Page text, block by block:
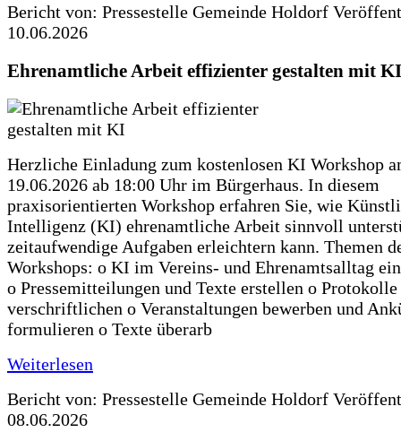
Bericht von: Pressestelle Gemeinde Holdorf
10.06.2026
Ehrenamtliche Arbeit effizienter gestalten mit KI
Herzliche Einladung zum kostenlosen KI Workshop
19.06.2026 ab 18:00 Uhr im Bürgerhaus. In diesem
praxisorientierten Workshop erfahren Sie, wie
Intelligenz (KI) ehrenamtliche Arbeit sinnvoll
zeitaufwendige Aufgaben erleichtern kann. Themen
Workshops: o KI im Vereins- und Ehrenamtsalltag
o Pressemitteilungen und Texte erstellen o
verschriftlichen o Veranstaltungen bewerben und
formulieren o Texte überarb
Weiterlesen
Bericht von: Pressestelle Gemeinde Holdorf
08.06.2026